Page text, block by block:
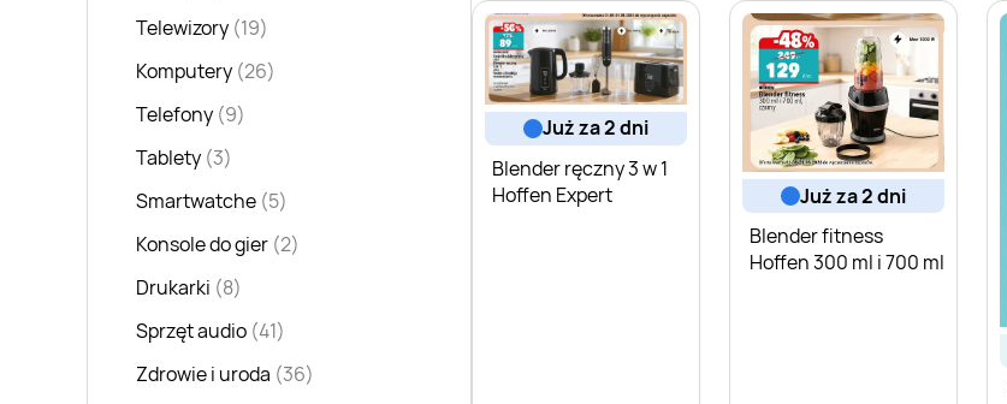
Telewizory (19)
Komputery (26)
Telefony (9)
Tablety (3)
Smartwatche (5)
Konsole do gier (2)
Drukarki (8)
Sprzęt audio (41)
Zdrowie i uroda (36)
już za 2 dni
Blender ręczny 3 w 1
Hoffen Expert
już za 2 dni
Blender fitness
Hoffen 300 ml i 700 ml